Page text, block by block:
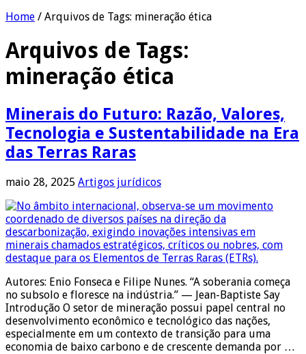
Home / Arquivos de Tags: mineração ética
Arquivos de Tags:
mineração ética
Minerais do Futuro: Razão, Valores,
Tecnologia e Sustentabilidade na Era
das Terras Raras
maio 28, 2025 Artigos jurídicos
Autores: Enio Fonseca e Filipe Nunes. “A soberania começa
no subsolo e floresce na indústria.” — Jean-Baptiste Say
Introdução O setor de mineração possui papel central no
desenvolvimento econômico e tecnológico das nações,
especialmente em um contexto de transição para uma
economia de baixo carbono e de crescente demanda por …